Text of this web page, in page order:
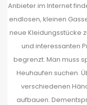
Anbieter im Internet
endlosen, kleinen
neue Kleidungsstücke
und interessanten
begrenzt. Man muss
Heuhaufen suchen.
verschiedenen
aufbauen.